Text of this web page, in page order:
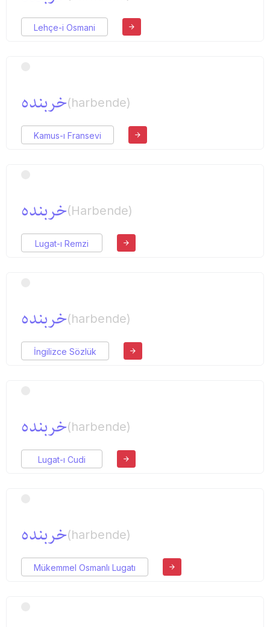
Lehçe-i Osmani
خربنده(harbende)
Kamus-ı Fransevi
خربنده(Harbende)
Lugat-ı Remzi
خربنده(harbende)
İngilizce Sözlük
خربنده(harbende)
Lugat-ı Cudi
خربنده(harbende)
Mükemmel Osmanlı Lugatı